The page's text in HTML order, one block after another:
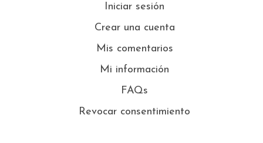
Iniciar sesión
Crear una cuenta
Mis comentarios
Mi información
FAQs
Revocar consentimiento